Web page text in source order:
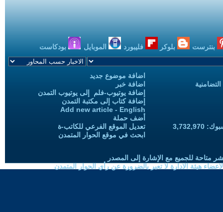
بنترست بلوكر فليبورد الموبايل بودكاست
اضافة موضوع جديد
اضافة خبر
إضافة يوتيوب-فلم إلى يوتيوب التمدن
إضافة كتاب إلى مكتبة التمدن
Add new article - English
أضف حملة
تعديل الموقع الفرعي للكاتب-ة
ابحث في موقع الحوار المتمدن
متاحة للجميع مع الإشارة إلى المصدر
هيئة الادارة لا تعبر بالضرورة عن رأي الحوار المتمدن